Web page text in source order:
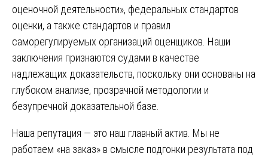
оценочной деятельности», федеральных стандартов
оценки, а также стандартов и правил
саморегулируемых организаций оценщиков. Наши
заключения признаются судами в качестве
надлежащих доказательств, поскольку они основаны на
глубоком анализе, прозрачной методологии и
безупречной доказательной базе.
Наша репутация — это наш главный актив. Мы не
работаем «на заказ» в смысле подгонки результата под